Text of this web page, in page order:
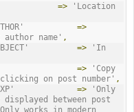
=>
'Location
=>
author name' ,
=>
'In
=>
'Copy
on post number' ,
=>
'Only
between post
works in modern